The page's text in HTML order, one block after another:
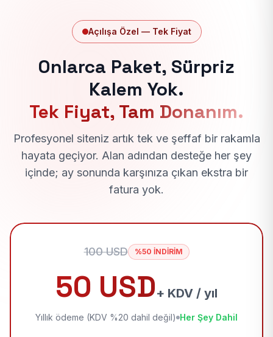
Açılışa Özel — Tek Fiyat
Onlarca Paket, Sürpriz
Kalem Yok.
Tek Fiyat, Tam Donanım.
Profesyonel siteniz artık tek ve şeffaf bir rakamla
hayata geçiyor. Alan adından desteğe her şey
içinde; ay sonunda karşınıza çıkan ekstra bir
fatura yok.
100 USD %50 İNDİRİM
50 USD+ KDV / yıl
Yıllık ödeme (KDV %20 dahil değil) Her Şey Dahil